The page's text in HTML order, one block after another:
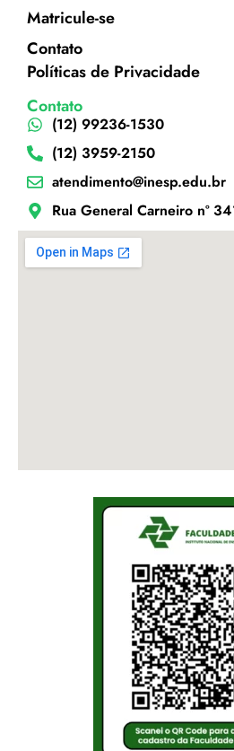
Matricule-se
Contato
Políticas de Privacidade
Contato
(12) 99236-1530
(12) 3959-2150
atendimento@inesp.edu.br
Rua General Carneiro nº